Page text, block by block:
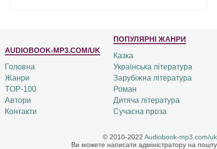
AUDIOBOOK-MP3.COM/UK
Головна
Жанри
TOP-100
Автори
Контакти
ПОПУЛЯРНІ ЖАНРИ
Казка
Українська література
Зарубіжна література
Роман
Дитяча література
Сучасна проза
© 2010-2022 Audiobook-mp3.com/uk
Ви можете написати адміністратору на пошту